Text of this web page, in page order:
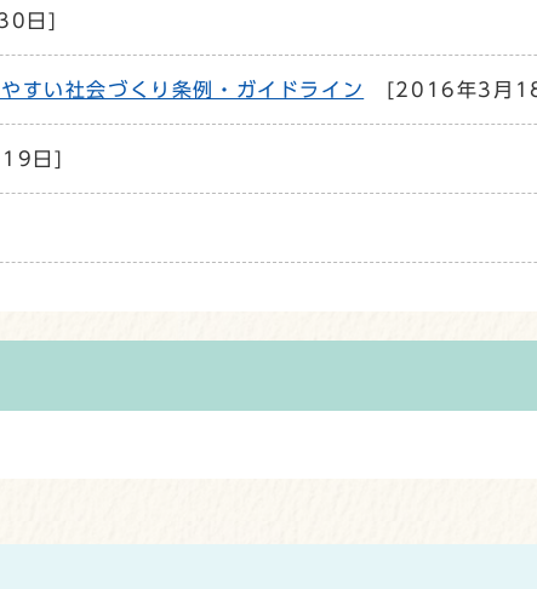
日]
すい社会づくり条例・ガイドライン [2016年3月
日]